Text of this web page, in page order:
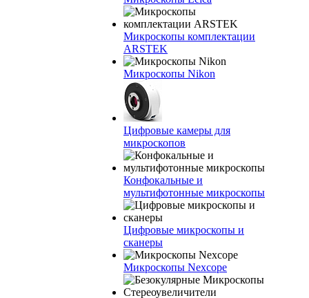
Микроскопы комплектации
ARSTEK
Микроскопы Nikon
Цифровые камеры для
микроскопов
Конфокальные и
мультифотонные микроскопы
Цифровые микроскопы и
сканеры
Микроскопы Nexcope